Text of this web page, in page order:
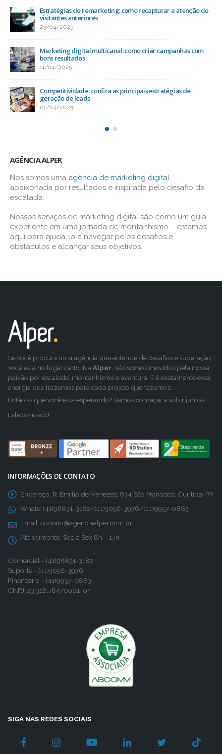
Estratégias de remarketing: como recapturar a atenção de
visitantes anteriores
23/04/2025
Marketing digital multicanal: como criar campanhas com
bons resultados
11/04/2025
Competitividade: confira as principais estratégias de
geração de leads
01/04/2025
AGÊNCIA ALPER
Nós somos uma agência de marketing digital
apaixonada por resultados e inspirada pelo desafio da
escalada.
Nossos serviços de marketing digital são como um guia
experiente em uma jornada de montanhismo – estamos
aqui para ajudá-lo a navegar pelos desafios e
obstáculos e alcançar seus objetivos.
Se você procura uma agência que entende de desafios e superação,
você está no lugar certo. Na Alper , nós somos movidos pela nossa
paixão por escalada, montanhismo e aventura. E é exatamente essa
energia que trazemos para cada projeto que fazemos.
Então, o que você está esperando? Vamos começar a subir juntos!
Fale conosco!
INFORMAÇÕES DE CONTATO
Endereço: R. Emílio de Menezes, 834 São Francisco, Curitiba-PR
Whats: (41)98831-3182/(41)3056-3976/(41)9957-0883
Email: contato@agenciaalper.com.br
Atendimento: Seg a Sex 8h – 17h
Comercial - (41)98831-3182
Suporte - (41)3056-3976
Financeiro - (41)9957-0883
CNPJ: 23.318.784/0001-04
SIGA NAS REDES SOCIAIS